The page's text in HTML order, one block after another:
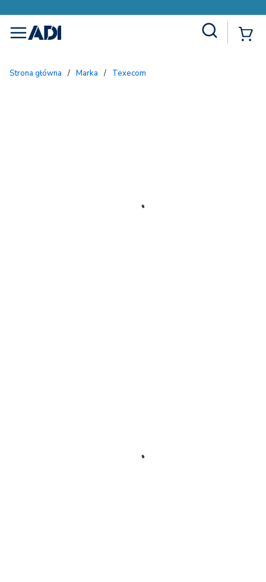
menu
Strona główna / Marka / Texecom